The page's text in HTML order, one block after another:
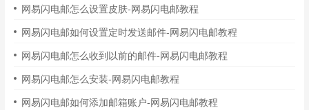
网易闪电邮怎么设置皮肤-网易闪电邮教程
网易闪电邮如何设置定时发送邮件-网易闪电邮教程
网易闪电邮怎么收到以前的邮件-网易闪电邮教程
网易闪电邮怎么安装-网易闪电邮教程
网易闪电邮如何添加邮箱账户-网易闪电邮教程